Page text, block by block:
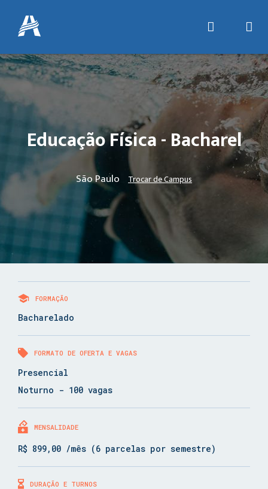
Educação Física - Bacharel
São Paulo Trocar de Campus
FORMAÇÃO
Bacharelado
FORMATO DE OFERTA E VAGAS
Presencial
Noturno - 100 vagas
MENSALIDADE
R$ 899,00 /mês (6 parcelas por semestre)
DURAÇÃO E TURNOS